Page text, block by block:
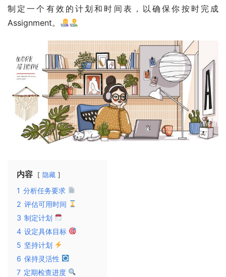
制定一个有效的计划和时间表，以确保你按时完成
Assignment。
内容 隐藏
1 分析任务要求
2 评估可用时间
3 制定计划
4 设定具体目标
5 坚持计划
6 保持灵活性
7 定期检查进度